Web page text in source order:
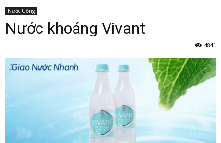
Nước Uống
Nước khoáng Vivant
4841